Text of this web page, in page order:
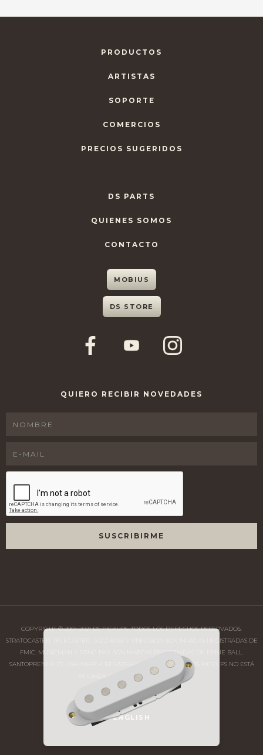
PRODUCTOS
ARTISTAS
SOPORTE
COMERCIOS
PRECIOS SUGERIDOS
DS PARTS
QUIENES SOMOS
CONTACTO
MOBIUS
DS STORE
QUIERO RECIBIR NOVEDADES
COPYRIGHT © 2001-2021 DS PICKUPS. TODOS LOS DERECHOS RESERVADOS.
STRATOCASTER, TELECASTER, JAZZ BASS Y PRECISION SON MARCAS REGISTRADAS DE
FMIC. MUSICMAN Y STING RAY SON MARCAS REGISTRADAS DE ERNIE BALL.
SANTOPRENE® ES UNA MARCA REGISTRADA DE MONSANTO. DS PICKUPS NO ESTÁ
AFILIADA CON DICHAS COMPAÑÍAS.
ENGLISH